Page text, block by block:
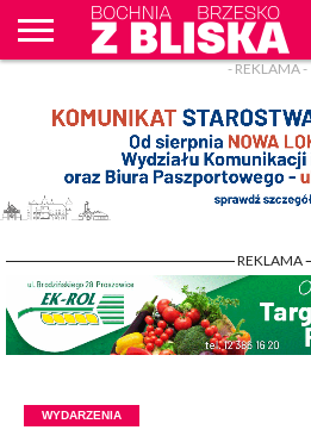
WPROST
REKLAM
- REKLAMA -
- REKLAMA -
WYDARZENIA